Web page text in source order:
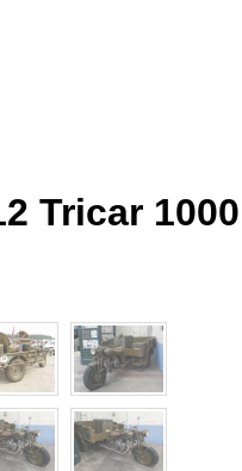
Tricar